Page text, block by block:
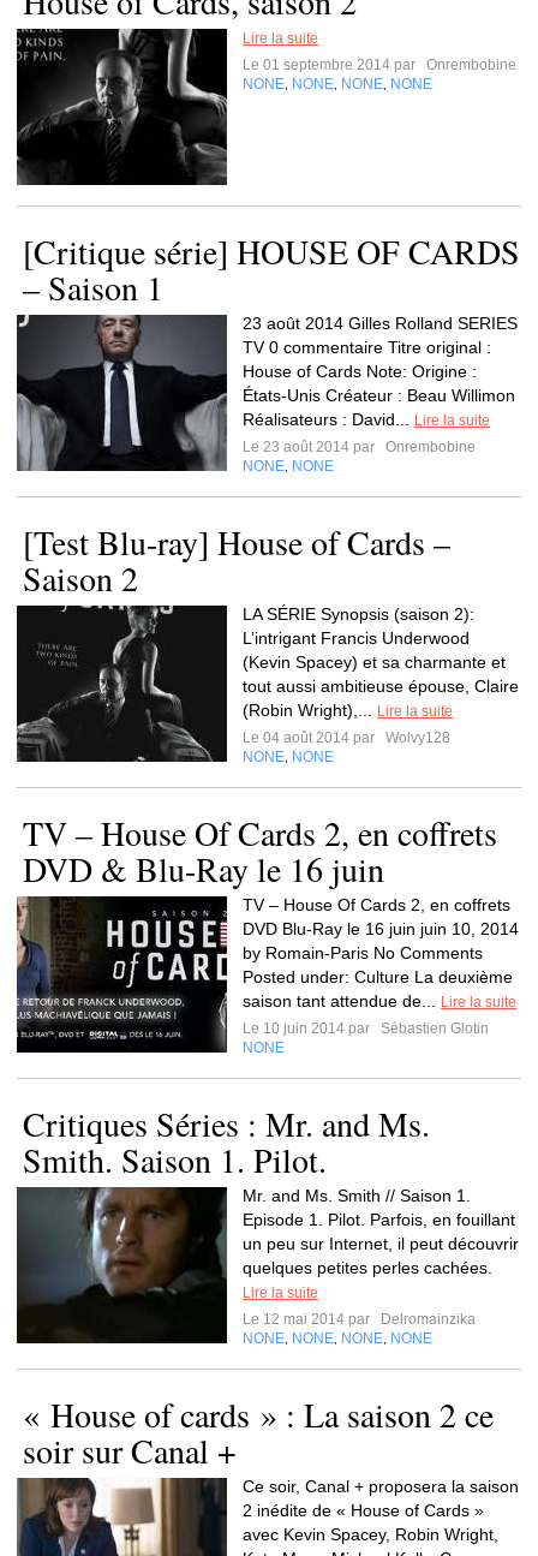
Lire la suite
Le 01 septembre 2014 par
Onrembobine
NONE NONE NONE NONE
[Critique série] HOUSE OF CARDS
– Saison 1
23 août 2014 Gilles Rolland SERIES
TV 0 commentaire Titre original :
House of Cards Note: Origine :
États-Unis Créateur : Beau Willimon
Réalisateurs : David...
Lire la suite
Le 23 août 2014 par
Onrembobine
NONE NONE
[Test Blu-ray] House of Cards –
Saison 2
LA SÉRIE Synopsis (saison 2):
L’intrigant Francis Underwood
(Kevin Spacey) et sa charmante et
tout aussi ambitieuse épouse, Claire
(Robin Wright),...
Lire la suite
Le 04 août 2014 par
Wolvy128
NONE NONE
TV – House Of Cards 2, en coffrets
DVD & Blu-Ray le 16 juin
TV – House Of Cards 2, en coffrets
DVD Blu-Ray le 16 juin juin 10, 2014
by Romain-Paris No Comments
Posted under: Culture La deuxième
saison tant attendue de...
Lire la suite
Le 10 juin 2014 par
Sébastien Glotin
NONE
Critiques Séries : Mr. and Ms.
Smith. Saison 1. Pilot.
Mr. and Ms. Smith // Saison 1.
Episode 1. Pilot. Parfois, en fouillant
un peu sur Internet, il peut découvrir
quelques petites perles cachées.
Lire la suite
Le 12 mai 2014 par
Delromainzika
NONE NONE NONE NONE
« House of cards » : La saison 2 ce
soir sur Canal +
Ce soir, Canal + proposera la saison
2 inédite de « House of Cards »
avec Kevin Spacey, Robin Wright,